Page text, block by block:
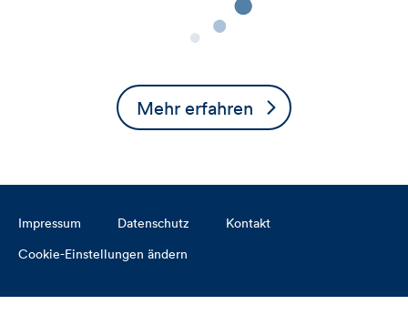
Mehr erfahren
Impressum Datenschutz
Kontakt
Cookie-Einstellungen ändern